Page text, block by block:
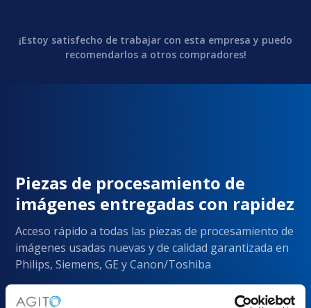
¡Estoy satisfecho de trabajar con esta empresa y puedo
recomendarlos a otros compradores!
Piezas de procesamiento de
imágenes entregadas con rapidez
Acceso rápido a todas las piezas de procesamiento de
imágenes usadas nuevas y de calidad garantizada en
Philips, Siemens, GE y Canon/Toshiba